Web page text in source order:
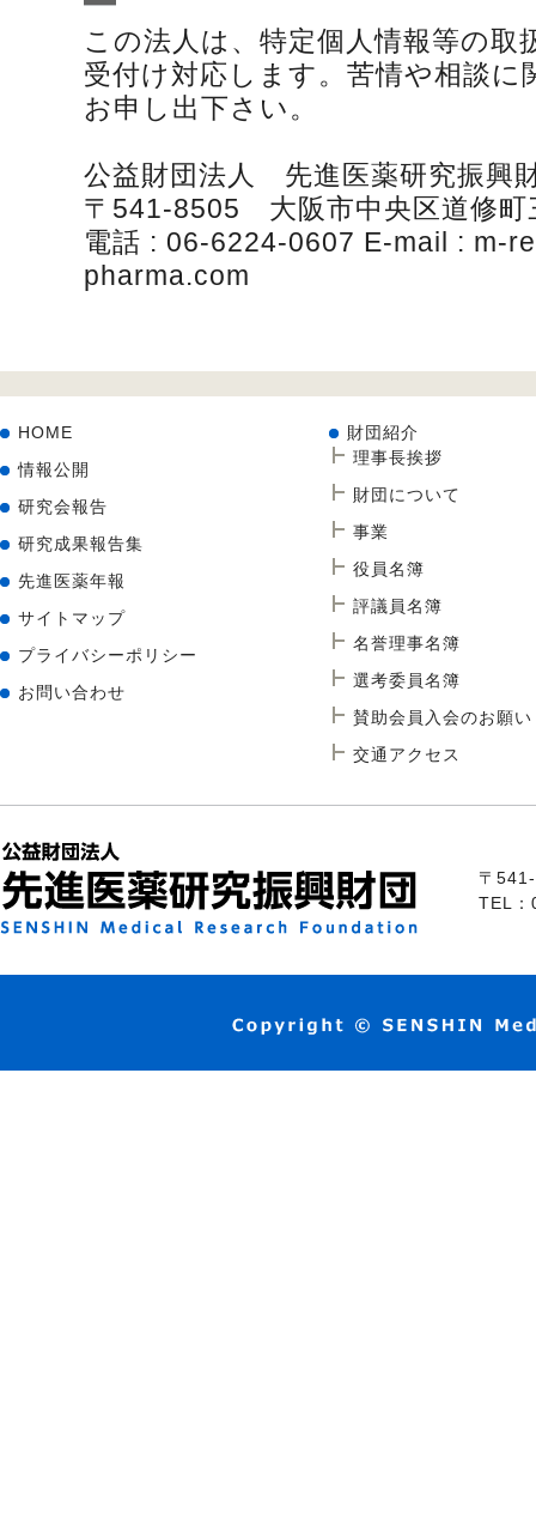
この法人は、特定個人情報等の取
受付け対応します。苦情や相談
お申し出下さい。
公益財団法人 先進医薬研究振興
〒541-8505 大阪市中央区道修町
電話 : 06-6224-0607 E-mail : m-
pharma.com
HOME
情報公開
研究会報告
研究成果報告集
先進医薬年報
サイトマップ
プライバシーポリシー
お問い合わせ
財団紹介
理事長挨拶
財団について
事業
役員名簿
評議員名簿
名誉理事名簿
選考委員名簿
賛助会員入会のお願い
交通アクセス
〒
TEL